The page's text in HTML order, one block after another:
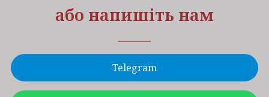
або напишіть нам
Telegram